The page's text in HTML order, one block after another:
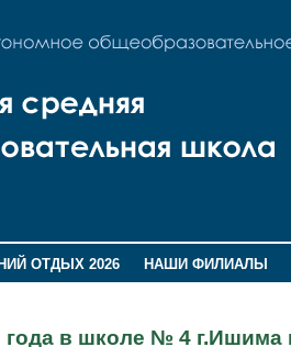
ОТДЫХ 2026
НАШИ ФИЛИАЛЫ
года в школе № 4